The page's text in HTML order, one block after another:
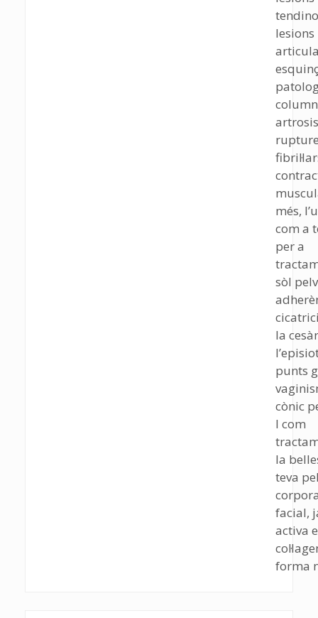
lesions
més,
com a
per a
sòl
la
punts
cònic
I com
la
teva
facial,
activa
forma